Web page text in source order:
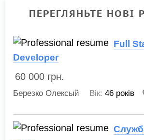
ПЕРЕГЛЯНЬТЕ НОВІ
Full
Developer
60 000 грн.
Березко Олексый Вік: 46 років